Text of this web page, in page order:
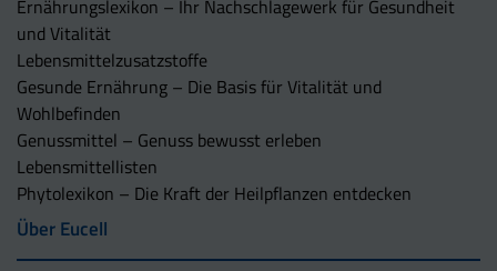
Ernährungslexikon – Ihr Nachschlagewerk für Gesundheit
und Vitalität
Lebensmittelzusatzstoffe
Gesunde Ernährung – Die Basis für Vitalität und
Wohlbefinden
Genussmittel – Genuss bewusst erleben
Lebensmittellisten
Phytolexikon – Die Kraft der Heilpflanzen entdecken
Über Eucell